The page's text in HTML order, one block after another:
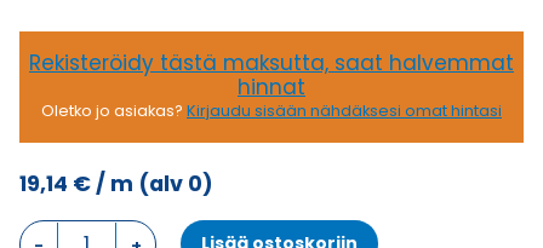
Rekisteröidy tästä maksutta, saat halvemmat
hinnat
Oletko jo asiakas? Kirjaudu sisään nähdäksesi omat hintasi
19,14 €/ m (alv 0)
Ketjukaapeli
Lisää ostoskoriin